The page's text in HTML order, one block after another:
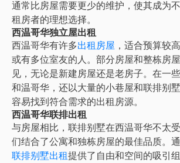
通常比房屋需要更少的维护，使其成为
租房者的理想选择。
西温哥华独立屋出租
西温哥华有许多出租房屋 ，适合预算较
或有多位室友的人。部分房屋和整栋房
见，无论是新建房屋还是老房子。在一
和温哥华，还以大量的小巷屋和联排别
容易找到符合需求的出租房源。
西温哥华联排出租
与房屋相比，联排别墅在西温哥华不太
们结合了公寓和独栋房屋的最佳品质。
联排别墅出租提供了自由和空间的吸引